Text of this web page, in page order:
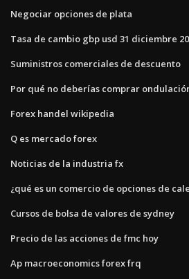
Negociar opciones de plata
Tasa de cambio gbp usd 31 diciembre
Suministros comerciales de descuento
Por qué no deberías comprar
Forex handel wikipedia
Q es mercado forex
Noticias de la industria fx
¿qué es un comercio de opciones de
Cursos de bolsa de valores de sydney
Precio de las acciones de fmc hoy
Ap macroeconomics forex frq